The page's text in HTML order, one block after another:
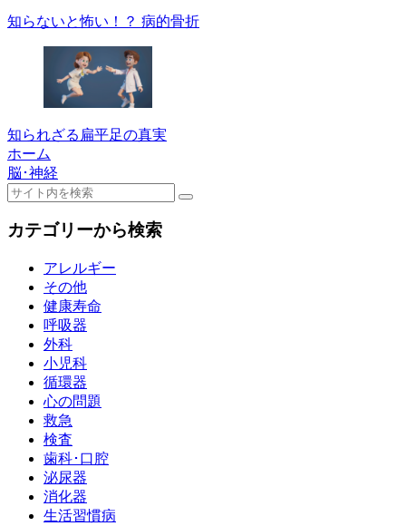
知らないと怖い！？ 病的骨折
知られざる扁平足の真実
ホーム
脳･神経
カテゴリーから検索
アレルギー
その他
健康寿命
呼吸器
外科
小児科
循環器
心の問題
救急
検査
歯科･口腔
泌尿器
消化器
生活習慣病